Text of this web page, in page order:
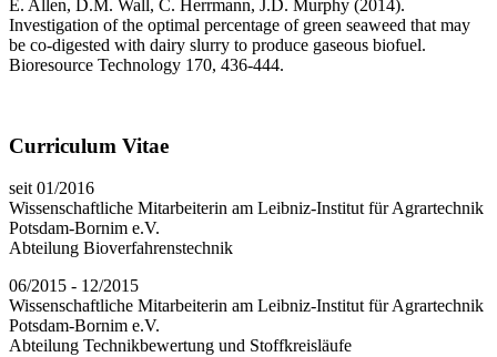
E. Allen, D.M. Wall, C. Herrmann, J.D. Murphy (2014).
Investigation of the optimal percentage of green seaweed that may
be co-digested with dairy slurry to produce gaseous biofuel.
Bioresource Technology 170, 436-444.
Curriculum Vitae
seit 01/2016
Wissenschaftliche Mitarbeiterin am Leibniz-Institut für Agrartechnik
Potsdam-Bornim e.V.
Abteilung Bioverfahrenstechnik
06/2015 - 12/2015
Wissenschaftliche Mitarbeiterin am Leibniz-Institut für Agrartechnik
Potsdam-Bornim e.V.
Abteilung Technikbewertung und Stoffkreisläufe